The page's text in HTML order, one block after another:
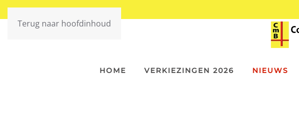
Terug naar hoofdinhoud
HOME VERKIEZINGEN 2026 NIEUWS